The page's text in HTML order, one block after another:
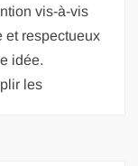
vis-à-vis
et respectueux
idée.
les